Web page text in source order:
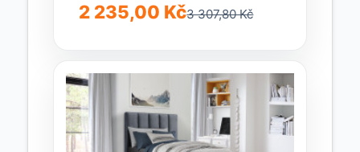
borovicového dřevaBarvaAntracit /
bíláRozměryVnější délka: 206
2 235,00 Kč3 307,80 Kč